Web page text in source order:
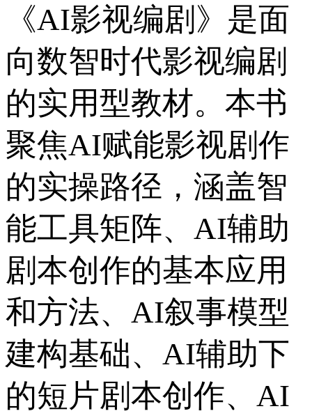
《AI影视编剧》是面
向数智时代影视编剧
的实用型教材。本书
聚焦AI赋能影视剧作
的实操路径，涵盖智
能工具矩阵、AI辅助
剧本创作的基本应用
和方法、AI叙事模型
建构基础、AI辅助下
的短片剧本创作、AI